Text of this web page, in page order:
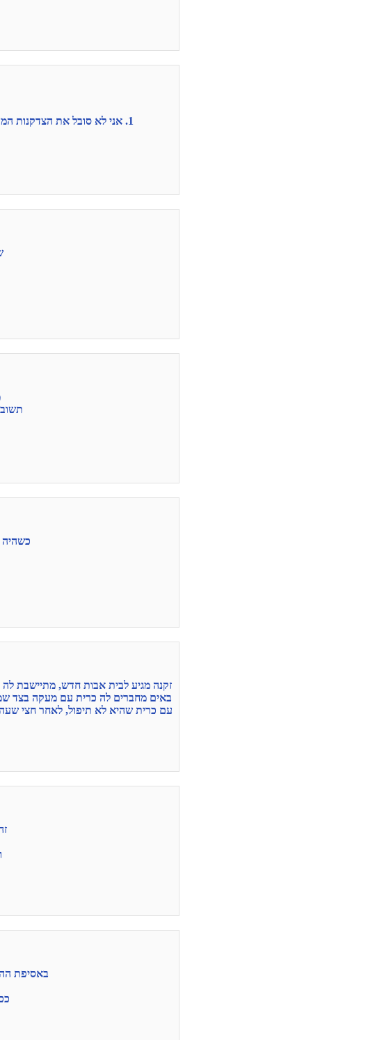
1. אני לא סובל את הצדקנות המעושה שלהם ואת התחושה שהם נותנים שהם טובים יותר ומוסריים יותר ממני.
כשהיה
זקנה מגיע לבית אבות חדש, מתיישבת
באים מחברים לה כרית עם מעקה בצד
עם כרית שהיא לא תיפול, לאחר חצי
באסיפת